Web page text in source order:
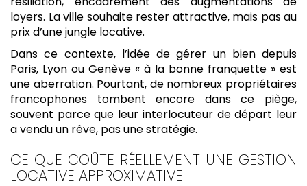
loyers. La ville souhaite rester attractive, mais pas au
prix d’une jungle locative.
Dans ce contexte, l’idée de gérer un bien depuis
Paris, Lyon ou Genève « à la bonne franquette » est
une aberration. Pourtant, de nombreux propriétaires
francophones tombent encore dans ce piège,
souvent parce que leur interlocuteur de départ leur
a vendu un rêve, pas une stratégie.
CE QUE COÛTE RÉELLEMENT UNE GESTION
LOCATIVE APPROXIMATIVE